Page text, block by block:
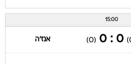
15:00
0 : 0
(0) אנז'ה